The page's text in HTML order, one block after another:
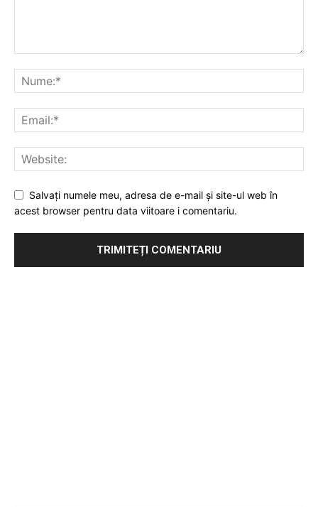
Salvați numele meu, adresa de e-mail și site-ul web în
acest browser pentru data viitoare i comentariu.